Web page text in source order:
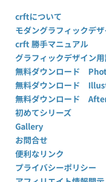
crftについて
モダングラフィックデ
crft 勝手マニュアル
グラフィックデザイン
無料ダウンロード
無料ダウンロード
無料ダウンロード
初めてシリーズ
Gallery
お問合せ
便利なリンク
プライバシーポリシー